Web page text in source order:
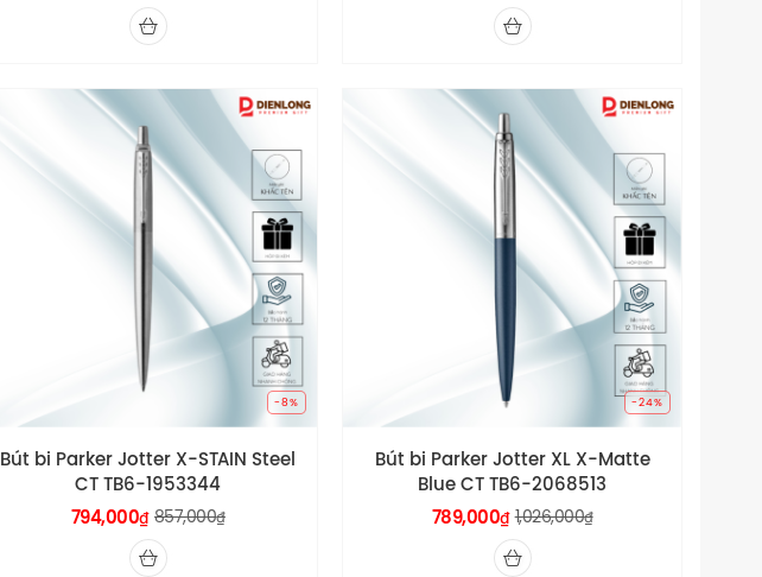
Bút bi Parker Jotter X-STAIN Steel
CT TB6-1953344
857,000₫
794,000₫
-8%
Bút bi Parker Jotter XL X-Matte
Blue CT TB6-2068513
1,026,000₫
789,000₫
-24%